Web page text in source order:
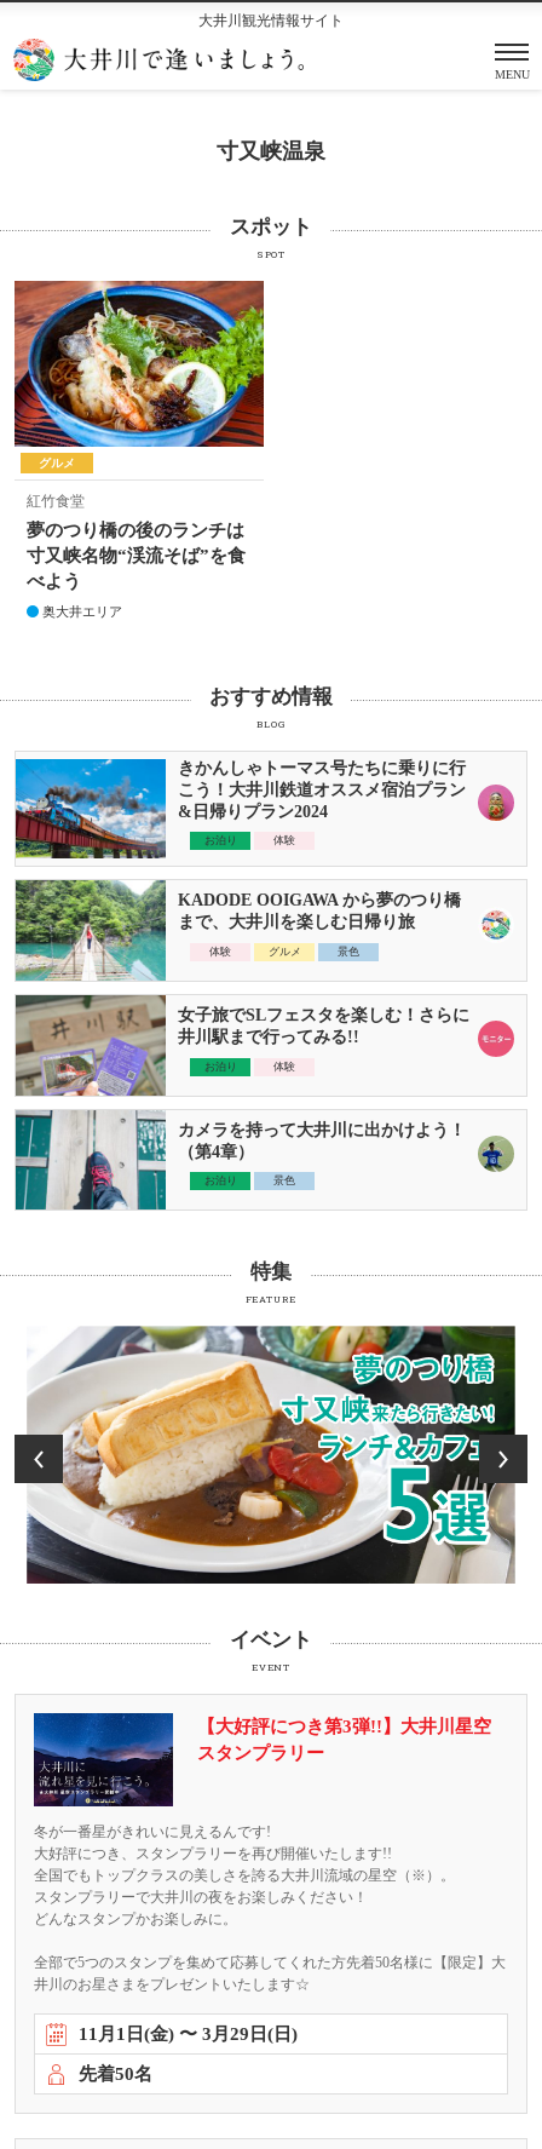
大井川観光情報サイト
MENU
寸又峡温泉
スポット
SPOT
グルメ
紅竹食堂
夢のつり橋の後のランチは
寸又峡名物“渓流そば”を食
べよう
奥大井エリア
おすすめ情報
BLOG
きかんしゃトーマス号たちに乗りに行
こう！大井川鉄道オススメ宿泊プラン
&日帰りプラン2024
お泊り 体験
KADODE OOIGAWA から夢のつり橋
まで、大井川を楽しむ日帰り旅
体験 グルメ 景色
女子旅でSLフェスタを楽しむ！さらに
井川駅まで行ってみる!!
お泊り 体験
カメラを持って大井川に出かけよう！
（第4章）
お泊り 景色
特集
FEATURE
イベント
EVENT
【大好評につき第3弾!!】大井川星空
スタンプラリー
冬が一番星がきれいに見えるんです!
大好評につき、スタンプラリーを再び開催いたします!!
全国でもトップクラスの美しさを誇る大井川流域の星空（※）。
スタンプラリーで大井川の夜をお楽しみください！
どんなスタンプかお楽しみに。
全部で5つのスタンプを集めて応募してくれた方先着50名様に【限定】大
井川のお星さまをプレゼントいたします☆
11 月 1 日(金) 〜3 月29 日(日)
先着50名